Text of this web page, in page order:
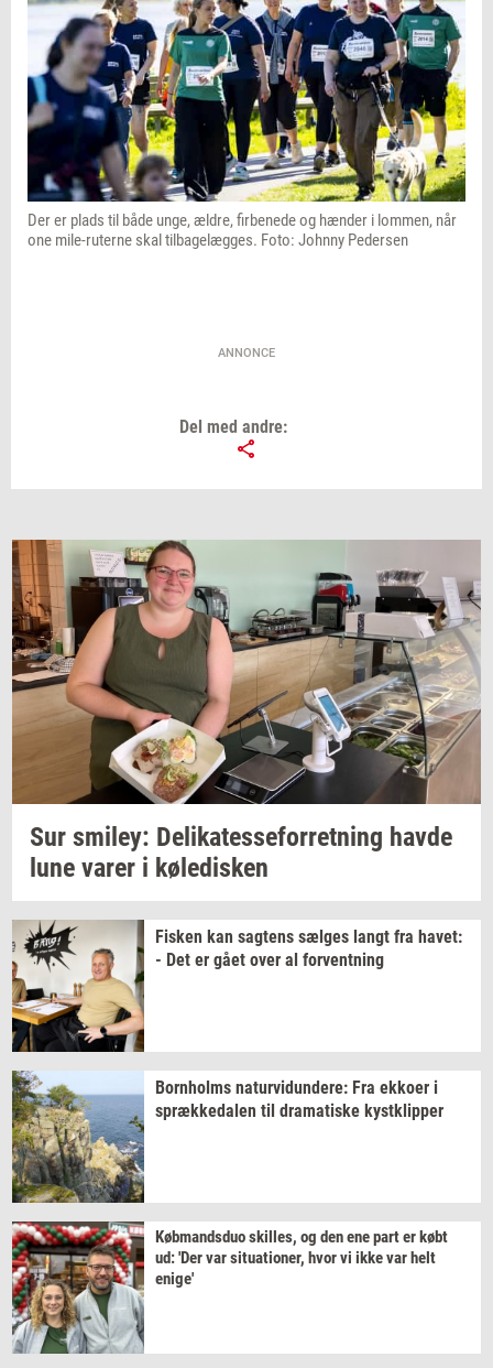
Der er plads til både unge, ældre, firbenede og hænder i lommen, når
one mile-ruterne skal tilbagelægges. Foto: Johnny Pedersen
ANNONCE
Del med andre:
Sur smiley: De­li­ka­tes­se­for­ret­ning havde
lune varer i kø­le­di­sken
Fi­sken kan sag­tens sæl­ges langt fra havet:
- Det er gået over al for­vent­ning
Born­holms na­tur­vi­dun­de­re: Fra ek­ko­er i
spræk­ke­da­len til dra­ma­ti­ske kyst­klip­per
Køb­mands­duoskil­les, og den ene part er købt
ud: 'Der varsi­tu­a­tio­ner, hvor vi ikke var helt
enige'